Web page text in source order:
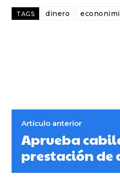
TAGS dinero
Artículo anterior
Aprueba
prestación